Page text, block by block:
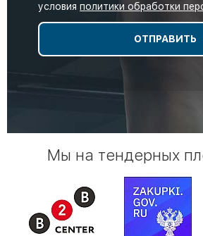
условия политики обработки
Мы на тендерных